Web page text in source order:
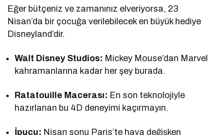
Eğer bütçeniz ve zamanınız elveriyorsa, 23
Nisan’da bir çocuğa verilebilecek en büyük hediye
Disneyland’dir.
Walt Disney Studios: Mickey Mouse’dan Marvel
kahramanlarına kadar her şey burada.
Ratatouille Macerası: En son teknolojiyle
hazırlanan bu 4D deneyimi kaçırmayın.
İpucu: Nisan sonu Paris’te hava değişken